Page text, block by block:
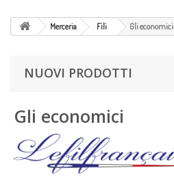
Merceria Fili Gli economici
NUOVI PRODOTTI
Gli economici